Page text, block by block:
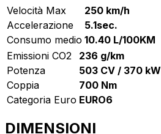
Velocità Max
250 km/h
Accelerazione
5.1sec.
Consumo medio 10.40 L/100KM
Emissioni CO2
236 g/km
Potenza
503 CV / 370 kW
Coppia
700 Nm
Categoria Euro EURO6
DIMENSIONI